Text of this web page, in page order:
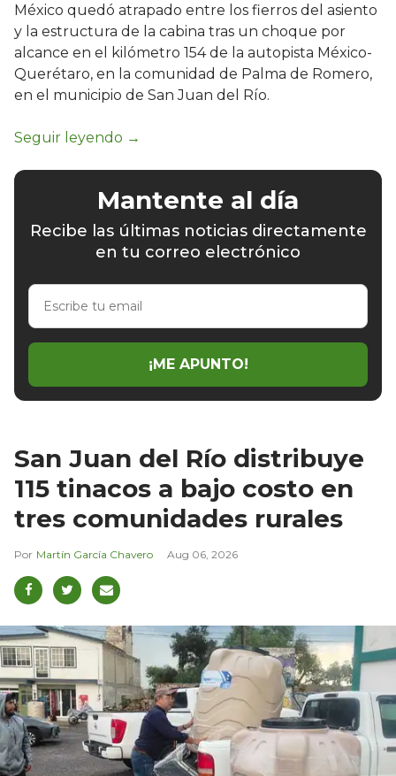
México quedó atrapado entre los fierros del asiento
y la estructura de la cabina tras un choque por
alcance en el kilómetro 154 de la autopista México-
Querétaro, en la comunidad de Palma de Romero,
en el municipio de San Juan del Río.
Mantente al día
Recibe las últimas noticias directamente
en tu correo electrónico
Escribe
email
¡ME APUNTO!
San Juan del Río distribuye
115 tinacos a bajo costo en
tres comunidades rurales
Martín García Chavero Aug 06, 2026